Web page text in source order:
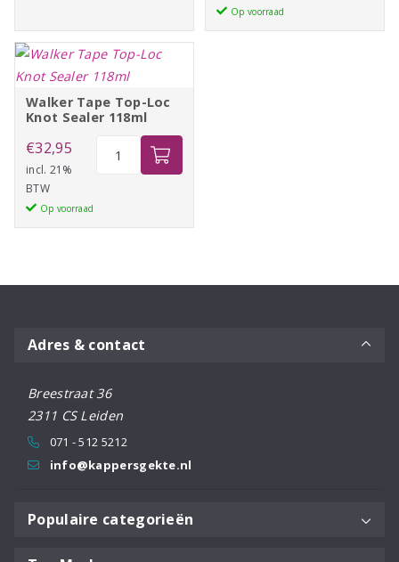
Op voorraad
aantal
Walker Tape Top-Loc
Knot Sealer 118ml
€32,95
incl. 21%
BTW
Op voorraad
Adres & contact
Breestraat 36
2311 CS Leiden
071 - 512 5212
info@kappersgekte.nl
Populaire categorieën